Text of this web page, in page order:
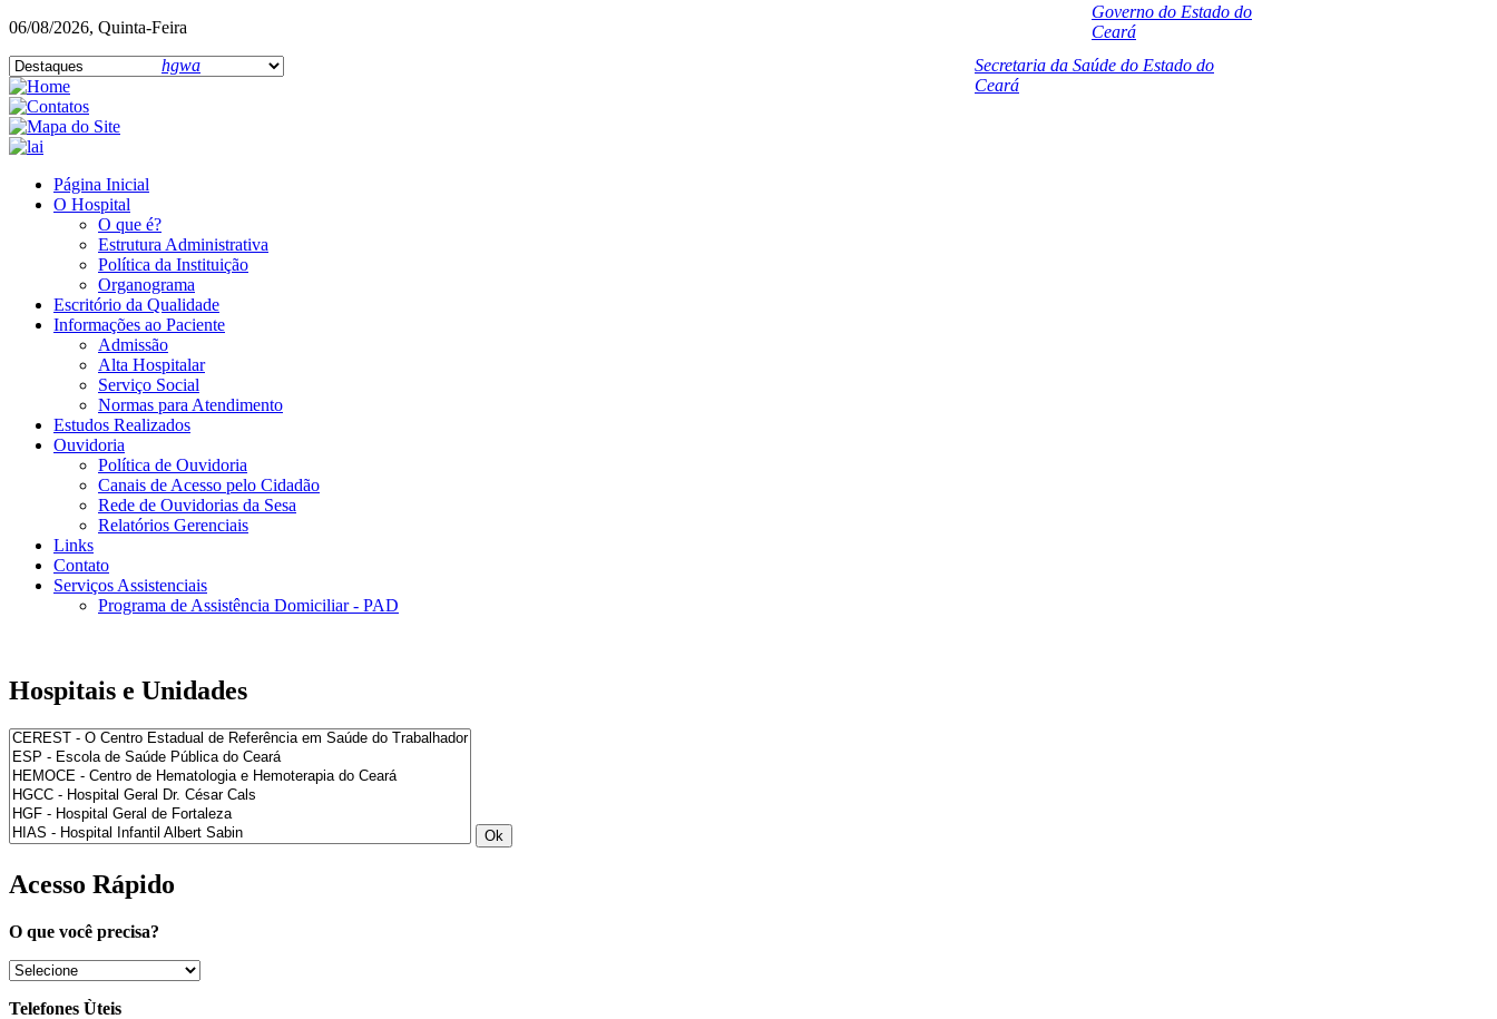
06/08/2026, Quinta-Feira
hgwa
Secretaria da Saúde do Estado do
Ceará
Governo do Estado do
Ceará
Página Inicial
O Hospital
O que é?
Estrutura Administrativa
Política da Instituição
Organograma
Escritório da Qualidade
Informações ao Paciente
Admissão
Alta Hospitalar
Serviço Social
Normas para Atendimento
Estudos Realizados
Ouvidoria
Política de Ouvidoria
Canais de Acesso pelo Cidadão
Rede de Ouvidorias da Sesa
Relatórios Gerenciais
Links
Contato
Serviços Assistenciais
Programa de Assistência Domiciliar - PAD
Hospitais e Unidades
Acesso Rápido
O que você precisa?
Telefones Ùteis